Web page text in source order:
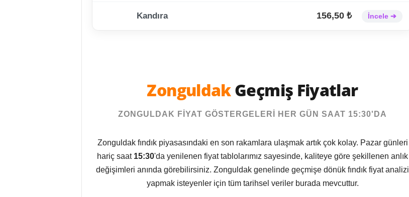
Kandıra 156,50 ₺ İncele ➔
ZonguldakGeçmiş Fiyatlar
ZONGULDAK FİYAT GÖSTERGELERİ HER GÜN SAAT 15:30'DA
Zonguldak fındık piyasasındaki en son rakamlara ulaşmak artık çok kolay. Pazar günleri
hariç saat 15:30'da yenilenen fiyat tablolarımız sayesinde, kaliteye göre şekillenen anlık
değişimleri anında görebilirsiniz. Zonguldak genelinde geçmişe dönük fındık fiyat analizi
yapmak isteyenler için tüm tarihsel veriler burada mevcuttur.